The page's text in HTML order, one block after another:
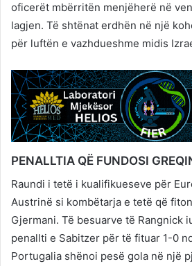
oficerët mbërritën menjëherë në
lagjen. Të shtënat erdhën në një
për luftën e vazhdueshme midis
PENALLTIA QË FUNDOSI
Raundi i tetë i kualifikueseve për
Austrinë si kombëtarja e tetë që
Gjermani. Të besuarve të Rangnick
penallti e Sabitzer për të fituar 1-0
Portugalia shënoi pesë gola në një